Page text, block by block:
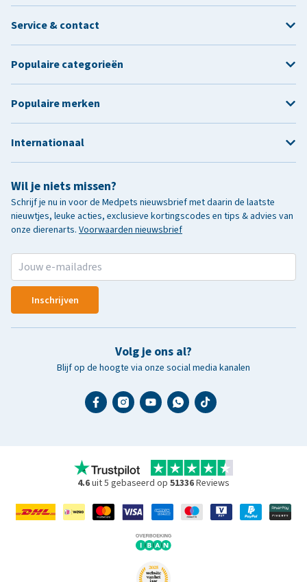
Wil je niets missen?
Schrijf je nu in voor de Medpets nieuwsbrief met daarin de laatste
nieuwtjes, leuke acties, exclusieve kortingscodes en tips & advies van
onze dierenarts. Voorwaarden nieuwsbrief
Inschrijven
Volg je ons al?
Blijf op de hoogte via onze social media kanalen
Service & contact
Populaire categorieën
Populaire merken
Internationaal
4.6uit 5 gebaseerd op 51336Reviews